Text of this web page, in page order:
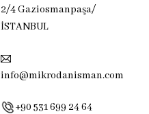
2/4 Gaziosmanpaşa/
İSTANBUL
info@mikrodanisman.com
+90 531 699 24 64